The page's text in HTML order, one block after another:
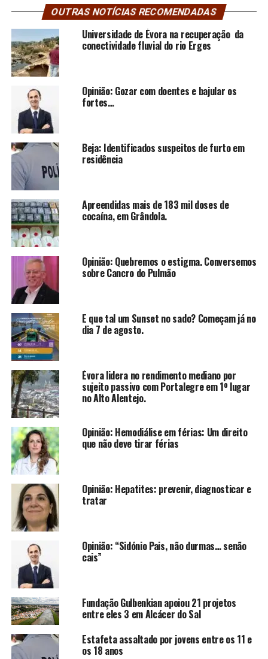
OUTRAS NOTÍCIAS RECOMENDADAS
Universidade de Évora na recuperação da
conectividade fluvial do rio Erges
Opinião: Gozar com doentes e bajular os
fortes…
Beja: Identificados suspeitos de furto em
residência
Apreendidas mais de 183 mil doses de
cocaína, em Grândola.
Opinião: Quebremos o estigma. Conversemos
sobre Cancro do Pulmão
E que tal um Sunset no sado? Começam já no
dia 7 de agosto.
Évora lidera no rendimento mediano por
sujeito passivo com Portalegre em 1º lugar
no Alto Alentejo.
Opinião: Hemodiálise em férias: Um direito
que não deve tirar férias
Opinião: Hepatites: prevenir, diagnosticar e
tratar
Opinião: “Sidónio Pais, não durmas… senão
cais”
Fundação Gulbenkian apoiou 21 projetos
entre eles 3 em Alcácer do Sal
Estafeta assaltado por jovens entre os 11 e
os 18 anos